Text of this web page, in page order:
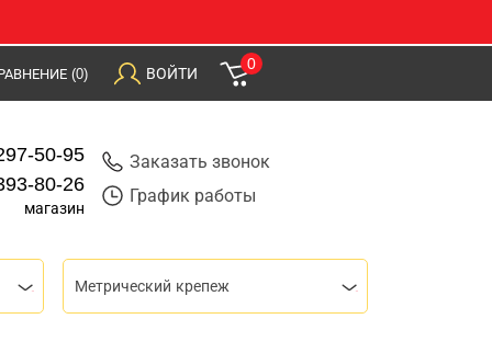
(0) ВОЙТИ
0
50-95
80-26
магазин
Заказать звонок
График работы
Метрический крепеж